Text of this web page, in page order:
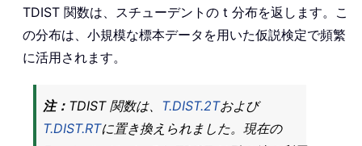
TDIST 関数は、スチューデントの t 分布を返します。こ
の分布は、小規模な標本データを用いた仮説検定で頻繁
に活用されます。
注： TDIST 関数は、 T.DIST.2Tおよび
T.DIST.RTに置き換えられました。現在の